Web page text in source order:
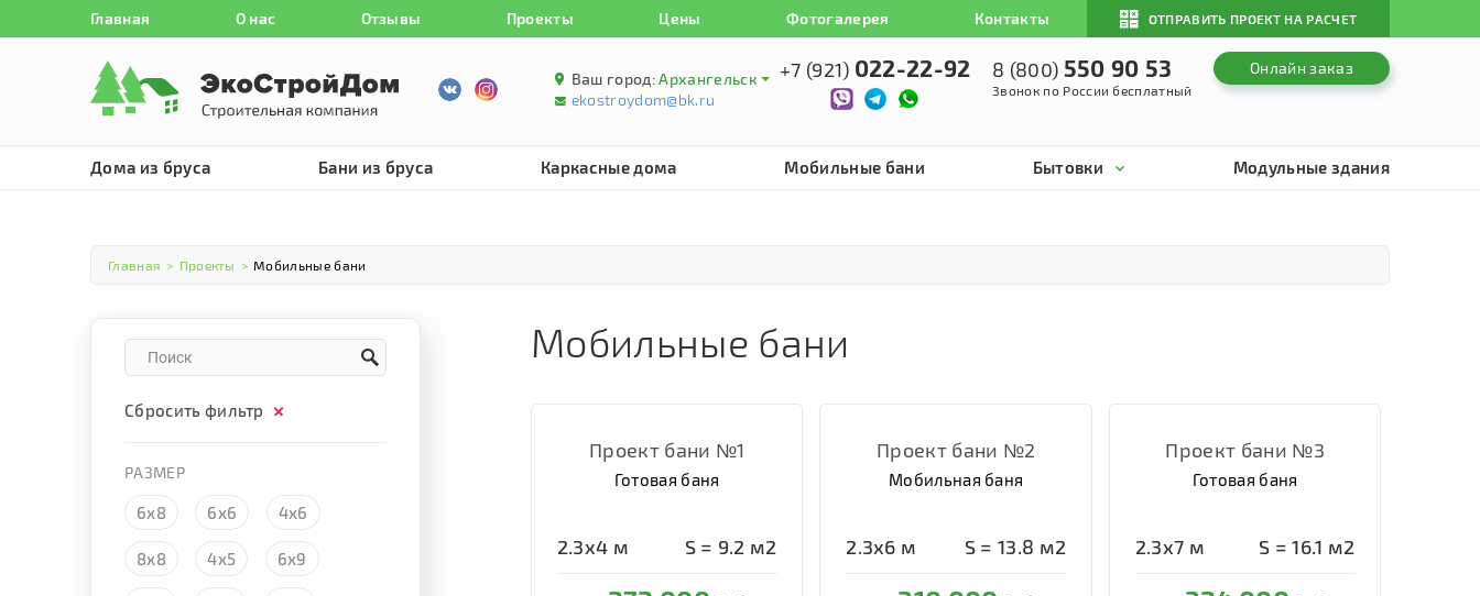
Главная О нас Отзывы Проекты Цены Фотогалерея Контакты ОТПРАВИТЬ ПРОЕКТ НА РАСЧЕТ
Ваш город:Архангельск
ekostroydom@bk.ru
+7 (921) 022-22-92 8 (800) 550 90 53
Звонок по России бесплатный
Онлайн заказ
Дома из бруса Бани из бруса Каркасные дома Мобильные бани Бытовки Модульные здания
Главная > Проекты > Мобильные бани
Сбросить фильтр
РАЗМЕР
6х8 6х6 4х6
8х8 4х5 6х9
Мобильные бани
Проект бани №1
Готовая баня
2.3х4 м S = 9.2 м2
Проект бани №2
Мобильная баня
2.3х6 м S = 13.8 м2
Проект бани №3
Готовая баня
2.3х7 м S =16.1 м2